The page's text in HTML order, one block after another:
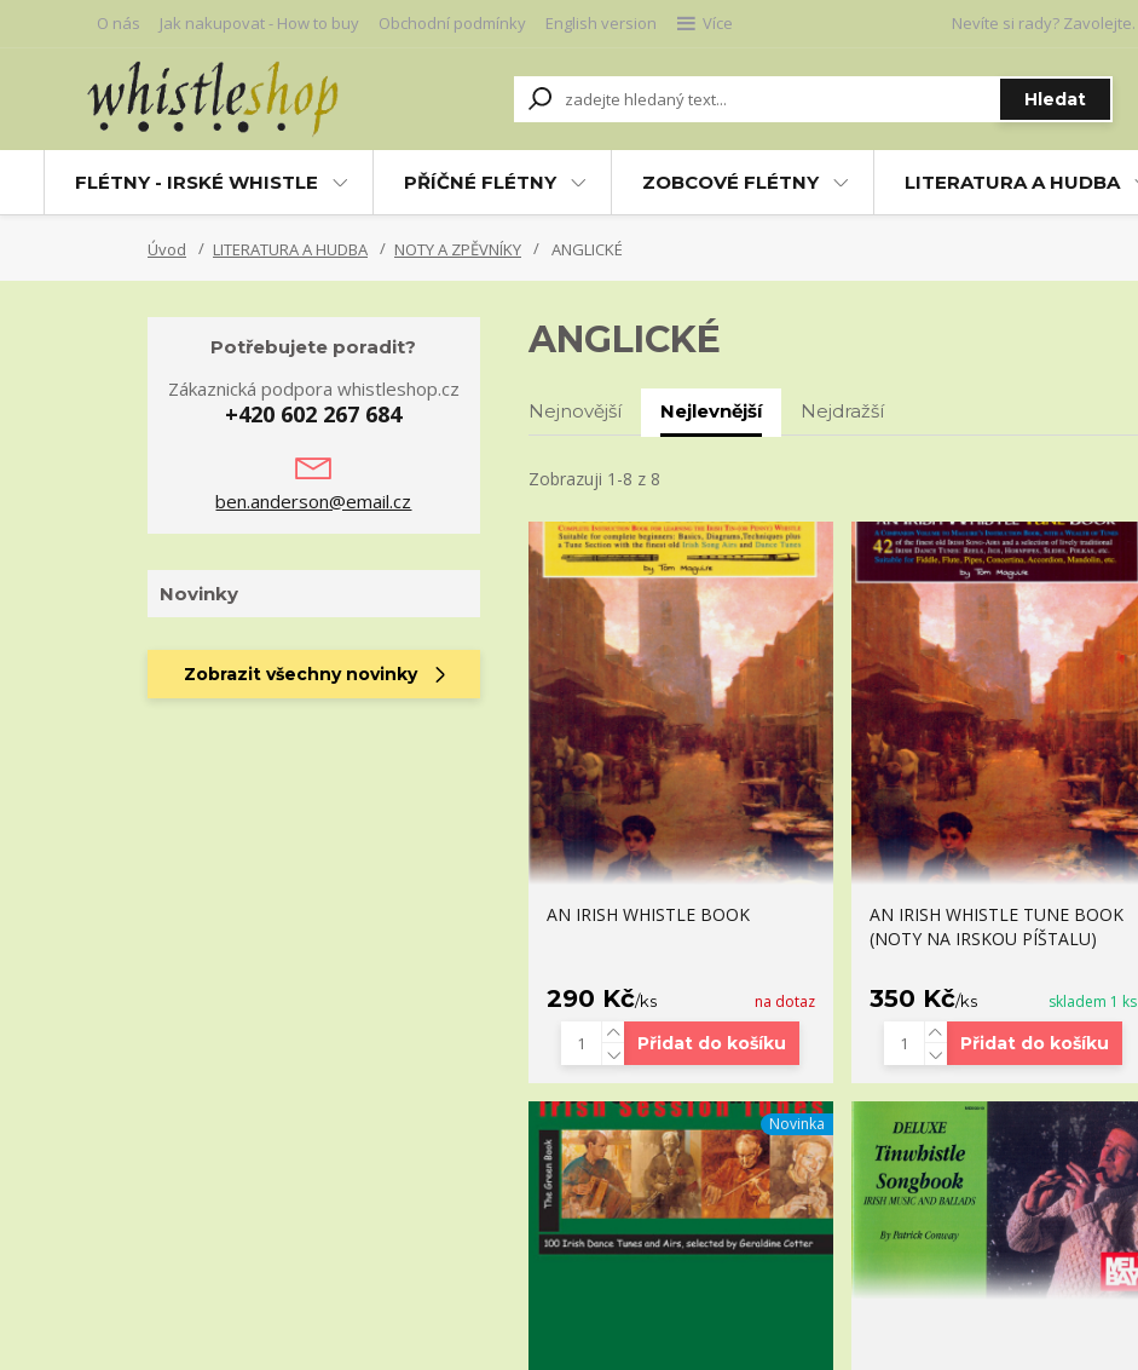
O nás Jak nakupovat - How to buy Obchodní podmínky English version Více
Hledat
Nevíte si rady? Zavolejte.
FLÉTNY - IRSKÉ WHISTLE PŘÍČNÉ FLÉTNY ZOBCOVÉ FLÉTNY LITERATURA A HUDBA
Úvod LITERATURA A HUDBA NOTY A ZPĚVNÍKY ANGLICKÉ
ANGLICKÉ
Nejnovější Nejlevnější Nejdražší
Zobrazuji 1-8 z 8
AN IRISH WHISTLE BOOK
290 Kč/ks na dotaz
Přidat do košíku
AN IRISH WHISTLE TUNE BOOK
(NOTY NA IRSKOU PÍŠTALU)
350 Kč/ks skladem 1 ks
Přidat do košíku
Novinka
Potřebujete poradit?
Zákaznická podpora whistleshop.cz
+420 602 267 684
ben.anderson@email.cz
Novinky
Zobrazit všechny novinky